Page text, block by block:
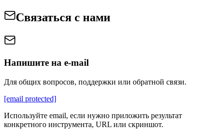
Связаться с нами
Напишите на e‑mail
Для общих вопросов, поддержки или обратной связи.
[email protected]
Используйте email, если нужно приложить результат
конкретного инструмента, URL или скриншот.